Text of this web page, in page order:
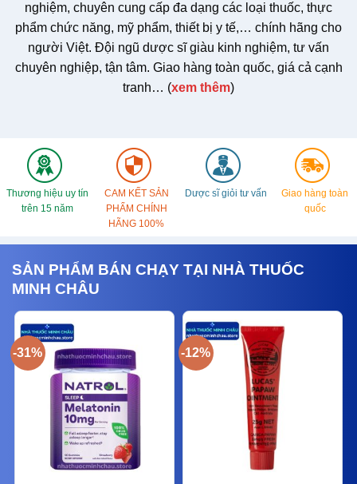
nghiệm, chuyên cung cấp đa dạng các loại thuốc, thực
phẩm chức năng, mỹ phẩm, thiết bị y tế,… chính hãng cho
người Việt. Đội ngũ dược sĩ giàu kinh nghiệm, tư vấn
chuyên nghiệp, tận tâm. Giao hàng toàn quốc, giá cả cạnh
tranh… (xem thêm)
Thương hiệu uy tín
trên 15 năm
CAM KẾT SẢN
PHẨM CHÍNH
HÃNG 100%
Dược sĩ giỏi tư vấn
Giao hàng toàn
quốc
SẢN PHẨM BÁN CHẠY TẠI NHÀ THUỐC
MINH CHÂU
-31% -12%